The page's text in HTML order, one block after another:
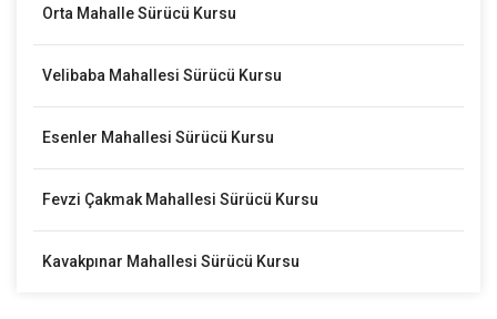
Orta Mahalle Sürücü Kursu
Velibaba Mahallesi Sürücü Kursu
Esenler Mahallesi Sürücü Kursu
Fevzi Çakmak Mahallesi Sürücü Kursu
Kavakpınar Mahallesi Sürücü Kursu